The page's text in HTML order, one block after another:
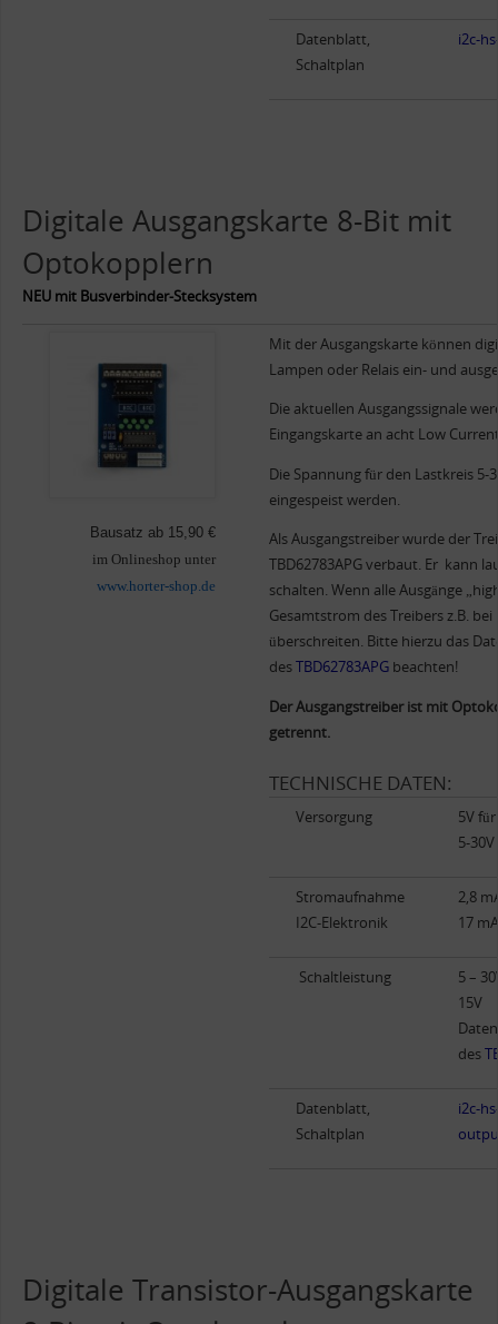
Datenblatt,
Schaltplan
i2c-
Digitale Ausgangskarte 8-Bit mit
Optokopplern
NEU mit Busverbinder-Stecksystem
Bausatz ab 15,90 €
im Onlineshop unter
www.horter-shop.de
Mit der Ausgangskarte können
Lampen oder Relais ein- und
Die aktuellen Ausgangssignale
Eingangskarte an acht Low
Die Spannung für den Lastkreis
eingespeist werden.
Als Ausgangstreiber wurde der
TBD62783APGverbaut. Er kann
schalten. Wenn alle Ausgänge
Gesamtstrom des Treibers z.B. bei
überschreiten. Bitte hierzu das
desTBD62783APGbeachten!
Der Ausgangstreiber ist mit
getrennt.
TECHNISCHE DATEN:
Versorgung
5V
5-
Stromaufnahme
I2C-Elektronik
2,8
17
Schaltleistung
5 –
15V
des
Datenblatt,
Schaltplan
i2c-
Digitale Transistor-Ausgangskarte